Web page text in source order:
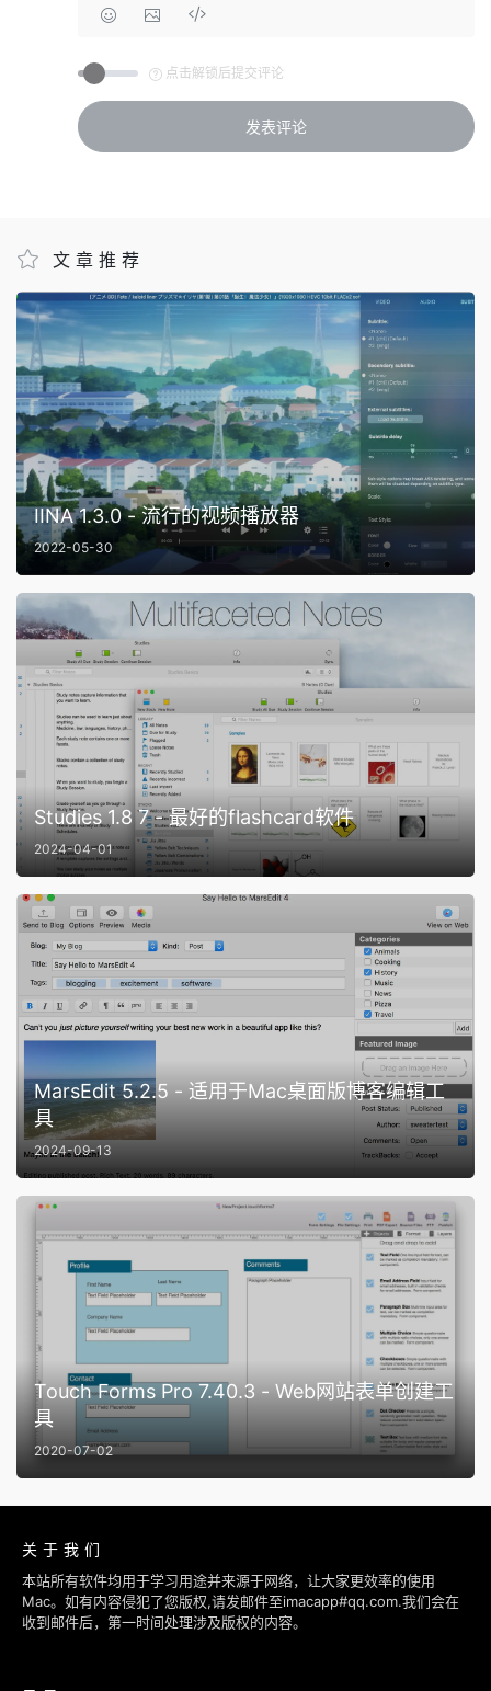
点击解锁后提交评论
文章推荐
IINA 1.3.0 - 流行的视频播放器
2022-05-30
Studies 1.8 7 - 最好的flashcard软件
2024-04-01
MarsEdit 5.2.5 - 适用于Mac桌面版博客编辑工
具
2024-09-13
Touch Forms Pro 7.40.3 - Web网站表单创建工
具
2020-07-02
关于我们
本站所有软件均用于学习用途并来源于网络，让大家更效率的使用
Mac。如有内容侵犯了您版权,请发邮件至imacapp#qq.com.我们会在
收到邮件后，第一时间处理涉及版权的内容。